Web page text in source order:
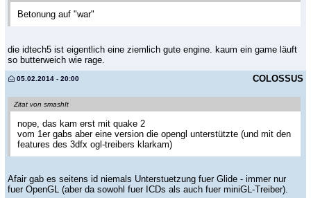
Betonung auf "war"
die idtech5 ist eigentlich eine ziemlich gute engine. kaum ein game läuft
so butterweich wie rage.
COLOSSUS
05.02.2014 - 20:00
Zitat von smashIt
nope, das kam erst mit quake 2
vom 1er gabs aber eine version die opengl unterstützte (und mit den
features des 3dfx ogl-treibers klarkam)
Afair gab es seitens id niemals Unterstuetzung fuer Glide - immer nur
fuer OpenGL (aber da sowohl fuer ICDs als auch fuer miniGL-Treiber).